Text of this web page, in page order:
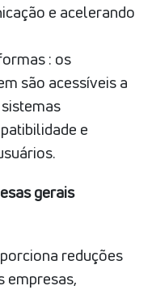
e acelerando
: os
são acessíveis a
e
gerais
reduções
empresas,